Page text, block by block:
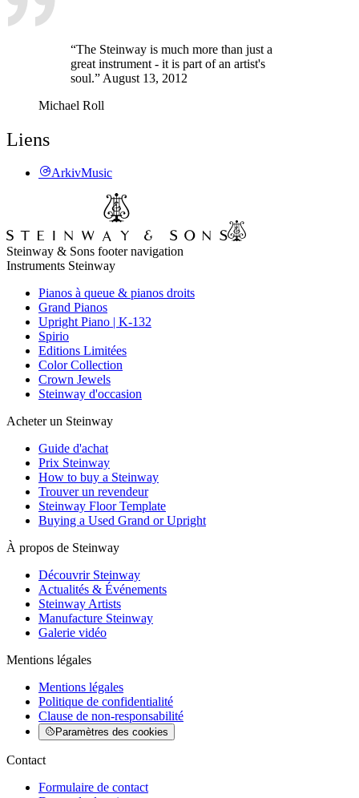
“The Steinway is much more than just a
great instrument - it is part of an artist's
soul.” August 13, 2012
Michael Roll
Liens
ArkivMusic
Steinway & Sons footer navigation
Instruments Steinway
Pianos à queue & pianos droits
Grand Pianos
Upright Piano | K-132
Spirio
Editions Limitées
Color Collection
Crown Jewels
Steinway d'occasion
Acheter un Steinway
Guide d'achat
Prix Steinway
How to buy a Steinway
Trouver un revendeur
Steinway Floor Template
Buying a Used Grand or Upright
À propos de Steinway
Découvrir Steinway
Actualités & Événements
Steinway Artists
Manufacture Steinway
Galerie vidéo
Mentions légales
Mentions légales
Politique de confidentialité
Clause de non-responsabilité
Paramètres des cookies
Contact
Formulaire de contact